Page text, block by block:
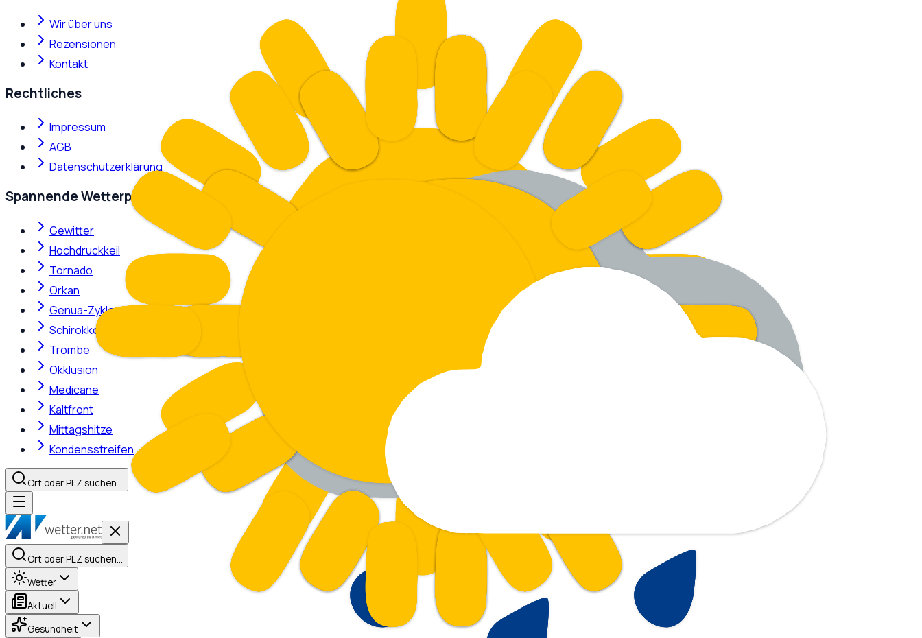
Wir über uns
Rezensionen
Kontakt
Rechtliches
Impressum
AGB
Datenschutzerklärung
Spannende Wetterphänomene
Gewitter
Hochdruckkeil
Tornado
Orkan
Genua-Zyklone
Schirokko
Trombe
Okklusion
Medicane
Kaltfront
Mittagshitze
Kondensstreifen
Ort oder PLZ suchen…
Ort oder PLZ suchen…
Wetter
Aktuell
Gesundheit